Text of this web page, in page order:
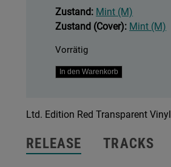
Zustand: Mint (M)
Zustand (Cover): Mint (M)
Vorrätig
Confines
In den Warenkorb
Ltd. Edition Red Transparent Vinyl
RELEASE TRACKS